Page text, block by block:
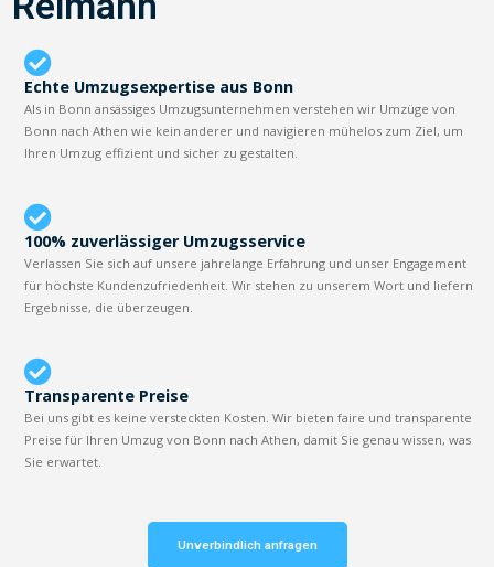
Echte Umzugsexpertise aus Bonn
Als in Bonn ansässiges Umzugsunternehmen verstehen wir Umzüge von
Bonn nach Athen wie kein anderer und navigieren mühelos zum Ziel, um
Ihren Umzug effizient und sicher zu gestalten.
100% zuverlässiger Umzugsservice
Verlassen Sie sich auf unsere jahrelange Erfahrung und unser Engagement
für höchste Kundenzufriedenheit. Wir stehen zu unserem Wort und liefern
Ergebnisse, die überzeugen.
Transparente Preise
Bei uns gibt es keine versteckten Kosten. Wir bieten faire und transparente
Preise für Ihren Umzug von Bonn nach Athen, damit Sie genau wissen, was
Sie erwartet.
Unverbindlich anfragen